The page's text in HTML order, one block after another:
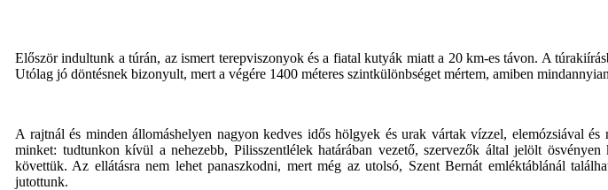
Először indultunk a túrán, az ismert terepviszonyok és a fiatal kutyák miatt a 20 km-es távon. A
Utólag jó döntésnek bizonyult, mert a végére 1400 méteres szintkülönbséget mértem, amiben
A rajtnál és minden állomáshelyen nagyon kedves idős hölgyek és urak vártak vízzel, elemózsiával
minket: tudtunkon kívül a nehezebb, Pilisszentlélek határában vezető, szervezők által jelölt
követtük. Az ellátásra nem lehet panaszkodni, mert még az utolsó, Szent Bernát emléktáblánál
jutottunk.